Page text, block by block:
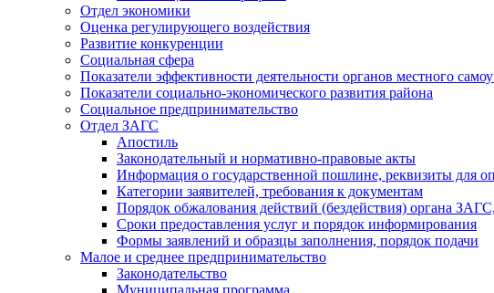
Отдел экономики
Оценка регулирующего воздействия
Развитие конкуренции
Социальная сфера
Показатели эффективности деятельности органов местного
Показатели социально-экономического развития района
Социальное предпринимательство
Отдел ЗАГС
Апостиль
Законодательный и нормативно-правовые акты
Информация о государственной пошлине, реквизиты для
Категории заявителей, требования к документам
Порядок обжалования действий (бездействия) органа
Сроки предоставления услуг и порядок информирования
Формы заявлений и образцы заполнения, порядок подачи
Малое и среднее предпринимательство
Законодательство
Муниципальная программа